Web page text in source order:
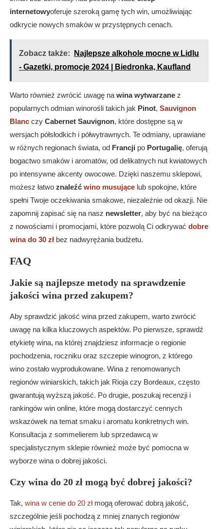
internetowyoferuje szeroką gamę tych win, umożliwiając
odkrycie nowych smaków w przystępnych cenach.
Zobacz także:
Najlepsze alkohole mocne w Lidlu
- Gazetki, promocje 2024 | Biedronka, Kaufland
Warto również zwrócić uwagę na wina wytwarzane z
popularnych odmian winorośli takich jak Pinot, Sauvignon
Blanc czy Cabernet Sauvignon, które dostępne są w
wersjach półsłodkich i półwytrawnych. Te odmiany, uprawiane
w różnych regionach świata, od Francji po Portugalię, oferują
bogactwo smaków i aromatów, od delikatnych nut kwiatowych
po intensywne akcenty owocowe. Dzięki naszemu sklepowi,
możesz łatwo znaleźć wino musujące lub spokojne, które
spełni Twoje oczekiwania smakowe, niezależnie od okazji. Nie
zapomnij zapisać się na nasz newsletter, aby być na bieżąco
z nowościami i promocjami, które pozwolą Ci odkrywać dobre
wina do 30 zł bez nadwyrężania budżetu.
FAQ
Jakie są najlepsze metody na sprawdzenie
jakości wina przed zakupem?
Aby sprawdzić jakość wina przed zakupem, warto zwrócić
uwagę na kilka kluczowych aspektów. Po pierwsze, sprawdź
etykietę wina, na której znajdziesz informacje o regionie
pochodzenia, roczniku oraz szczepie winogron, z którego
wino zostało wyprodukowane. Wina z renomowanych
regionów winiarskich, takich jak Rioja czy Bordeaux, często
gwarantują wyższą jakość. Po drugie, poszukaj recenzji i
rankingów win online, które mogą dostarczyć cennych
wskazówek na temat smaku i aromatu konkretnych win.
Konsultacja z sommelierem lub sprzedawcą w
specjalistycznym sklepie również może być pomocna w
wyborze wina o dobrej jakości.
Czy wina do 20 zł mogą być dobrej jakości?
Tak, wina w cenie do 20 złmogą oferować dobrą jakość,
szczególnie jeśli pochodzą z mniej znanych regionów